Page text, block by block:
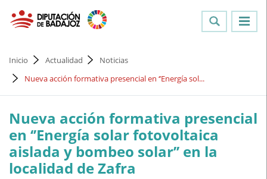
Inicio Actualidad
Noticias
Nueva acción formativa presencial en ‘’Energía sol...
Nueva acción formativa presencial
en ‘’Energía solar fotovoltaica
aislada y bombeo solar’’ en la
localidad de Zafra